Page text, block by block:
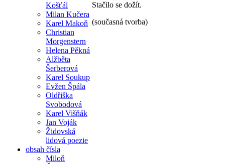
Košťál
Milan Kučera
Karel Makoň
Christian
Morgenstern
Helena Pěkná
Alžběta
Šerberová
Karel Soukup
Evžen Špála
Oldřiška
Svobodová
Karel Višňák
Jan Voják
Židovská
lidová poezie
obsah čísla
Miloň
Stačilo se dožít.
(současná tvorba)